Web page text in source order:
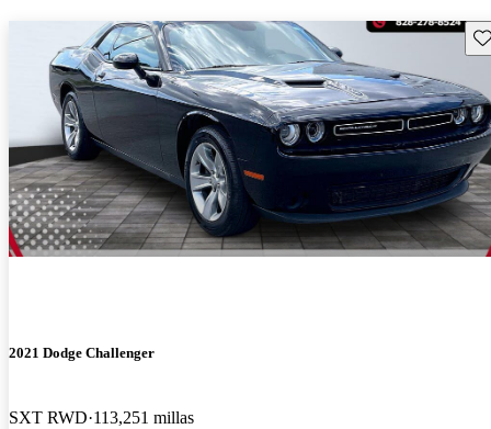
2021 Dodge Challenger
SXT RWD 113,251 millas